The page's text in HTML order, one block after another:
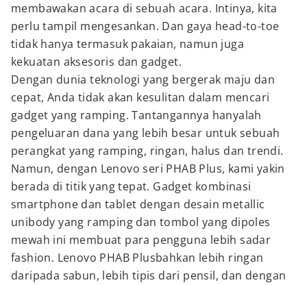
membawakan acara di sebuah acara. Intinya, kita
perlu tampil mengesankan. Dan gaya head-to-toe
tidak hanya termasuk pakaian, namun juga
kekuatan aksesoris dan gadget.
Dengan dunia teknologi yang bergerak maju dan
cepat, Anda tidak akan kesulitan dalam mencari
gadget yang ramping. Tantangannya hanyalah
pengeluaran dana yang lebih besar untuk sebuah
perangkat yang ramping, ringan, halus dan trendi.
Namun, dengan Lenovo seri PHAB Plus, kami yakin
berada di titik yang tepat. Gadget kombinasi
smartphone dan tablet dengan desain metallic
unibody yang ramping dan tombol yang dipoles
mewah ini membuat para pengguna lebih sadar
fashion. Lenovo PHAB Plusbahkan lebih ringan
daripada sabun, lebih tipis dari pensil, dan dengan